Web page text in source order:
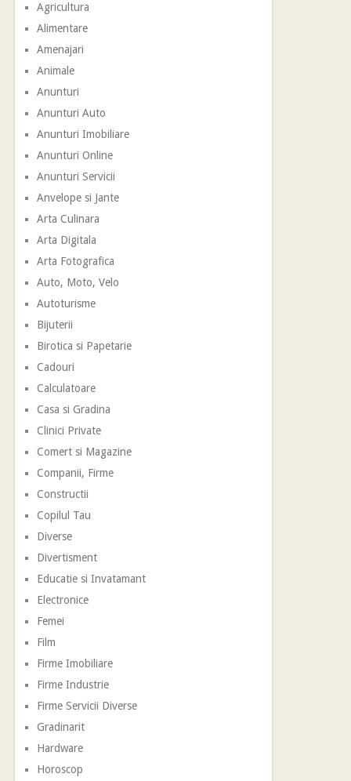
Agricultura
Alimentare
Amenajari
Animale
Anunturi
Anunturi Auto
Anunturi Imobiliare
Anunturi Online
Anunturi Servicii
Anvelope si Jante
Arta Culinara
Arta Digitala
Arta Fotografica
Auto, Moto, Velo
Autoturisme
Bijuterii
Birotica si Papetarie
Cadouri
Calculatoare
Casa si Gradina
Clinici Private
Comert si Magazine
Companii, Firme
Constructii
Copilul Tau
Diverse
Divertisment
Educatie si Invatamant
Electronice
Femei
Film
Firme Imobiliare
Firme Industrie
Firme Servicii Diverse
Gradinarit
Hardware
Horoscop